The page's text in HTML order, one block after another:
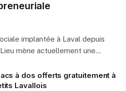
implantée à Laval depuis
mène actuellement une…
à dos offerts gratuitement à
Lavallois